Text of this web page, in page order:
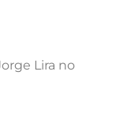
Lira no